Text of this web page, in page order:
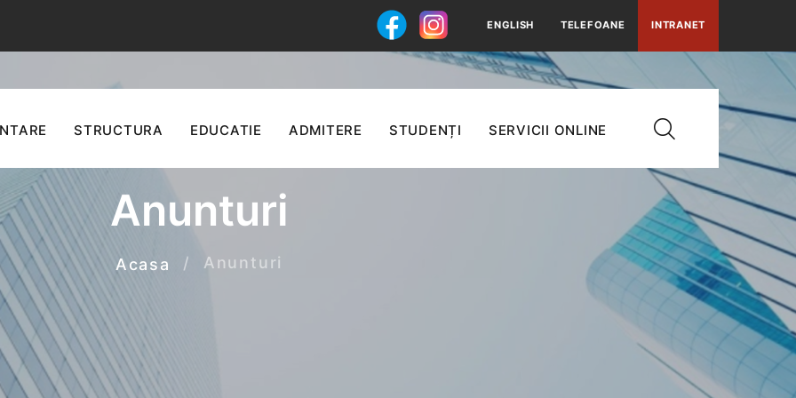
ENGLISH TELEFOANE INTRANET
STRUCTURA EDUCATIE ADMITERE STUDENȚI SERVICII ONLINE
Anunturi
Acasa Anunturi